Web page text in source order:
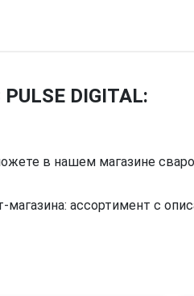
DIGITAL:
в нашем магазине
ассортимент с